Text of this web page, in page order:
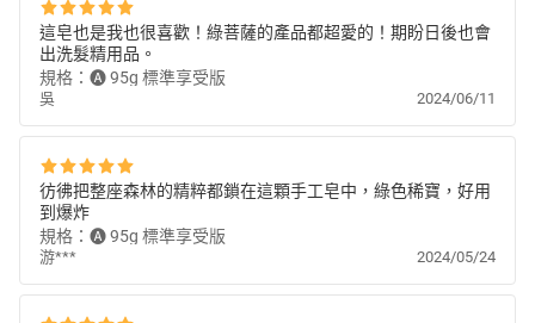
這皂也是我也很喜歡！綠菩薩的產品都超愛的！期盼日後也會
出洗髮精用品。
規格：🅐 95g 標準享受版
吳 2024/06/11
彷彿把整座森林的精粹都鎖在這顆手工皂中，綠色稀寶，好用
到爆炸
規格：🅐 95g 標準享受版
游*** 2024/05/24